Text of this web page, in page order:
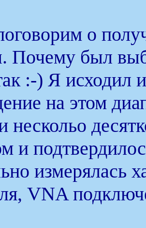
о
Почему был
:-) Я исходил
на этом
нескольо
и
измерялась
VNA